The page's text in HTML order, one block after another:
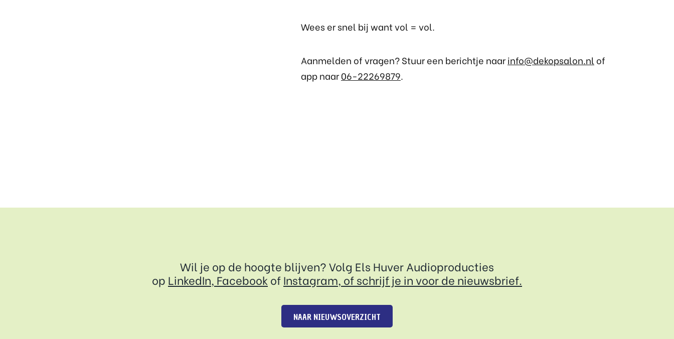
Wees er snel bij want vol = vol.
Aanmelden of vragen? Stuur een berichtje naarinfo@dekopsalon.nl of
app naar06-22269879.
Wil je op de hoogte blijven? Volg Els Huver Audioproducties
op LinkedIn, Facebook ofInstagram, ofschrijf je in voor de nieuwsbrief.
NAAR NIEUWSOVERZICHT